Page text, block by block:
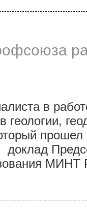
в
геологии,
прошел
МИНТ